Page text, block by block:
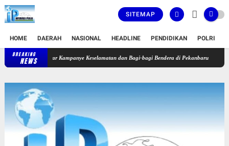
SITEMAP
HOME DAERAH NASIONAL HEADLINE PENDIDIKAN POLRI
BREAKING
NEWS
Riau Gelar Kampanye Keselamatan dan Bagi-bagi Bendera di Pekanbaru Kodam XIX